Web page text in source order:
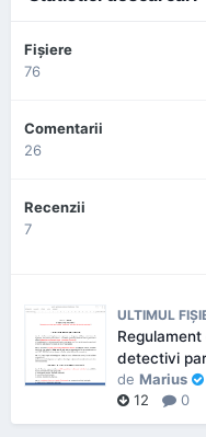
Fişiere
76
Comentarii
26
Recenzii
7
ULTIMUL
detectivi
de Marius
12
0